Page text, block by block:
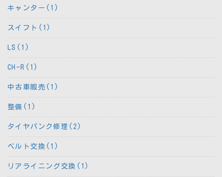
キャンター(1)
スイフト(1)
LS(1)
CH-R(1)
中古車販売(1)
整備(1)
タイヤパンク修理(2)
ベルト交換(1)
リアライニング交換(1)